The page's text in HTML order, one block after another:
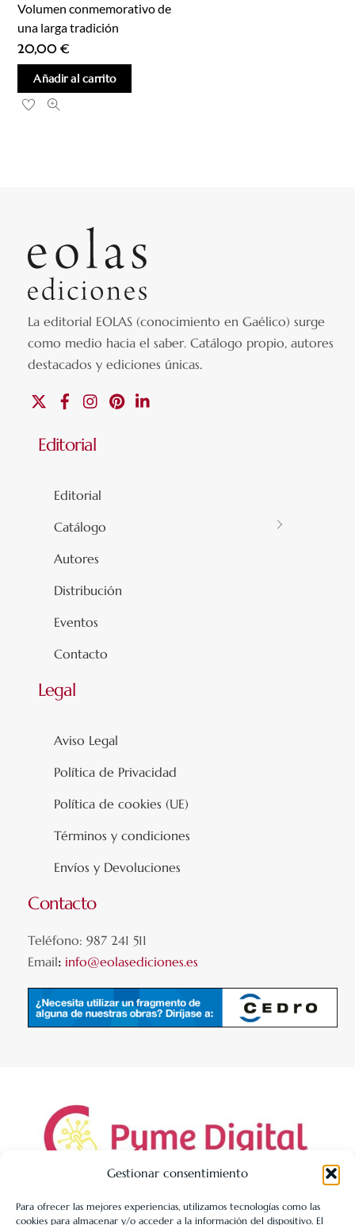
Gestionar consentimiento
Para ofrecer las mejores experiencias, utilizamos tecnologías como las
cookies para almacenar y/o acceder a la información del dispositivo. El
Volumen conmemorativo de
una larga tradición
20,00€
Añadir al carrito
La editorial EOLAS (conocimiento en Gaélico) surge
como medio hacia el saber.Catálogo propio, autores
destacados y ediciones únicas.
FacebookInstagramPinterest
Editorial
Editorial
Catálogo
Autores
Distribución
Eventos
Contacto
Legal
Aviso Legal
Política de Privacidad
Política de cookies (UE)
Términos y condiciones
Envíos y Devoluciones
Contacto
Teléfono: 987 241 511
Email: info@eolasediciones.es